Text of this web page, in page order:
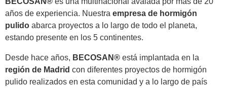
años de experiencia. Nuestra empresa de hormigón
pulido abarca proyectos a lo largo de todo el planeta,
estando presente en los 5 continentes.
Desde hace años, BECOSAN® está implantada en la
región de Madrid con diferentes proyectos de hormigón
pulido realizados en esta comunidad y a lo largo de país